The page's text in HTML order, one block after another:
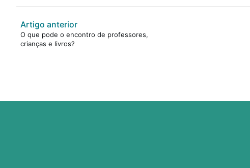
Artigo anterior
O que pode o encontro de professores,
crianças e livros?